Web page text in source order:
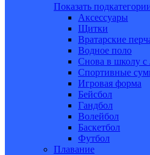
Показать
Аксессуары
Щитки
Вратарские
Водное поло
Снова в школу c
Спортивные
Игровая форма
Бейсбол
Гандбол
Волейбол
Баскетбол
Футбол
Плавание